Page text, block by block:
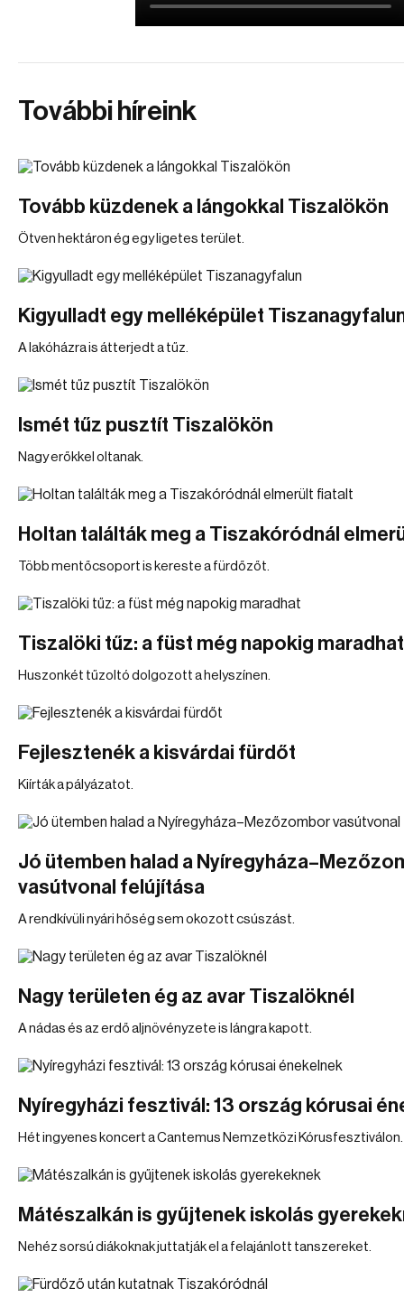
További híreink
Tovább küzdenek a lángokkal Tiszalökön
Ötven hektáron ég egy ligetes terület.
Kigyulladt egy melléképület
A lakóházra is átterjedt a tűz.
Ismét tűz pusztít Tiszalökön
Nagy erőkkel oltanak.
Holtan találták meg a Tiszakóródnál
Több mentőcsoport is kereste a fürdőzőt.
Tiszalöki tűz: a füst még napokig maradhat
Huszonkét tűzoltó dolgozott a helyszínen.
Fejlesztenék a kisvárdai fürdőt
Kiírták a pályázatot.
Jó ütemben halad a
vasútvonal felújítása
A rendkívüli nyári hőség sem okozott csúszást.
Nagy területen ég az avar Tiszalöknél
A nádas és az erdő aljnövényzete is lángra kapott.
Nyíregyházi fesztivál: 13 ország kórusai
Hét ingyenes koncert a Cantemus Nemzetközi Kórusfesztiválon.
Mátészalkán is gyűjtenek iskolás
Nehéz sorsú diákoknak juttatják el a felajánlott tanszereket.